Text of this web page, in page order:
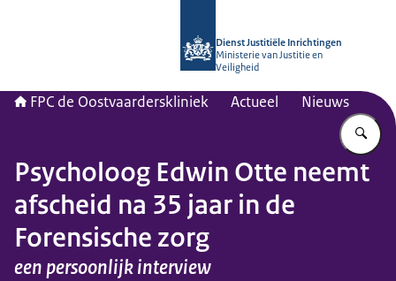
Dienst Justitiële Inrichtingen
Ministerie van Justitie en
Veiligheid
FPC de Oostvaarderskliniek Actueel Nieuws
Psycholoog Edwin Otte neemt
afscheid na 35 jaar in de
Forensische zorg
een persoonlijk interview